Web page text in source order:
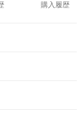
購入履歴